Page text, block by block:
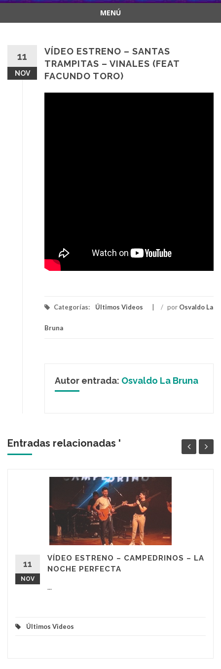
MENÚ
11
NOV
VÍDEO ESTRENO – SANTAS
TRAMPITAS – VINALES (FEAT
FACUNDO TORO)
Categorías: Últimos Videos / por Osvaldo La
Bruna
Autor entrada: Osvaldo La Bruna
Entradas relacionadas '
11
NOV
VÍDEO ESTRENO – CAMPEDRINOS – LA
NOCHE PERFECTA
...
Últimos Videos